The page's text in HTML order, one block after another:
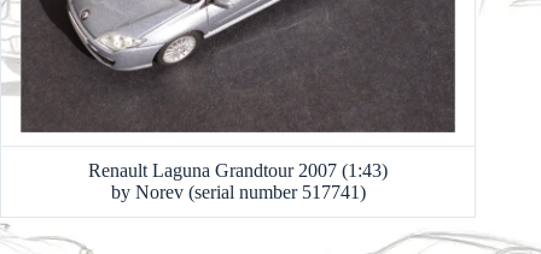
Renault Laguna Grandtour 2007 (1:43)
by Norev (serial number 517741)